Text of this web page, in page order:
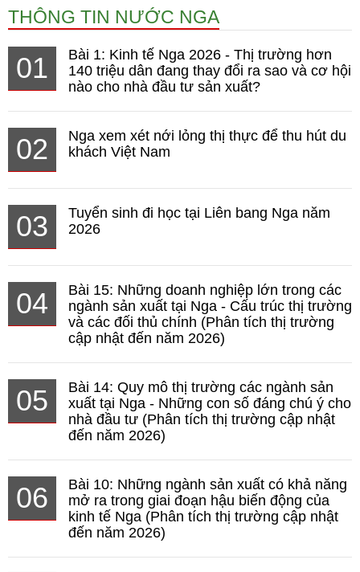
THÔNG TIN NƯỚC NGA
01
Bài 1: Kinh tế Nga 2026 - Thị trường hơn
140 triệu dân đang thay đổi ra sao và cơ hội
nào cho nhà đầu tư sản xuất?
02
Nga xem xét nới lỏng thị thực để thu hút du
khách Việt Nam
03
Tuyển sinh đi học tại Liên bang Nga năm
2026
04
Bài 15: Những doanh nghiệp lớn trong các
ngành sản xuất tại Nga - Cấu trúc thị trường
và các đối thủ chính (Phân tích thị trường
cập nhật đến năm 2026)
05
Bài 14: Quy mô thị trường các ngành sản
xuất tại Nga - Những con số đáng chú ý cho
nhà đầu tư (Phân tích thị trường cập nhật
đến năm 2026)
06
Bài 10: Những ngành sản xuất có khả năng
mở ra trong giai đoạn hậu biến động của
kinh tế Nga (Phân tích thị trường cập nhật
đến năm 2026)